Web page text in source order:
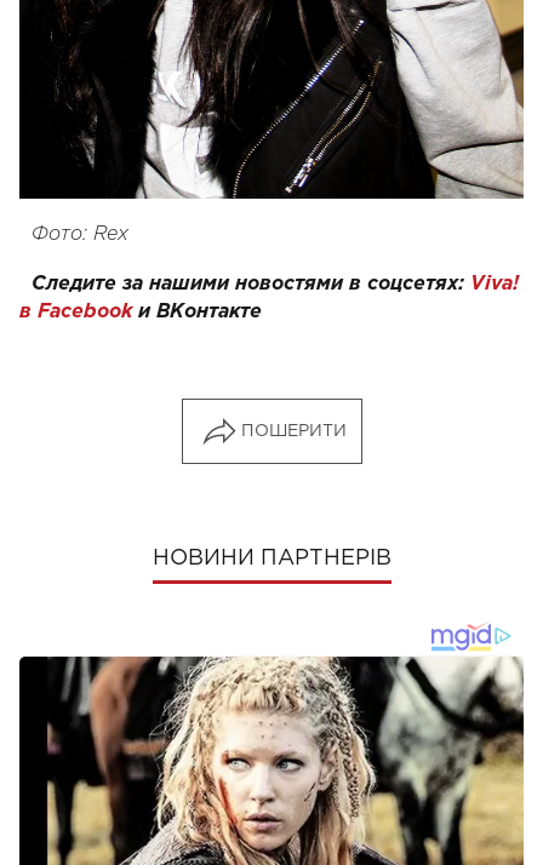
Фото: Rex
Следите за нашими новостями в соцсетях: Viva!
в Facebookи ВКонтакте
ПОШЕРИТИ
НОВИНИ ПАРТНЕРІВ